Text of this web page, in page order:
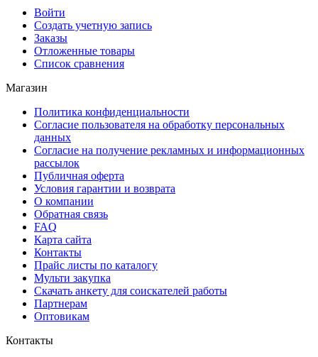
Войти
Создать учетную запись
Заказы
Отложенные товары
Список сравнения
Магазин
Политика конфиденциальности
Согласие пользователя на обработку персональных
данных
Согласие на получение рекламных и информационных
рассылок
Публичная оферта
Условия гарантии и возврата
О компании
Обратная связь
FAQ
Карта сайта
Контакты
Прайс листы по каталогу
Мульти закупка
Скачать анкету для соискателей работы
Партнерам
Оптовикам
Контакты